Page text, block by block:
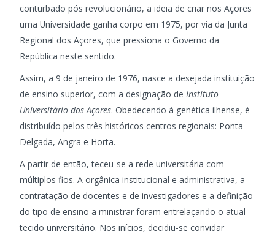
conturbado pós revolucionário, a ideia de criar nos Açores
uma Universidade ganha corpo em 1975, por via da Junta
Regional dos Açores, que pressiona o Governo da
República neste sentido.
Assim, a 9 de janeiro de 1976, nasce a desejada instituição
de ensino superior, com a designação de Instituto
Universitário dos Açores. Obedecendo à genética ilhense, é
distribuído pelos três históricos centros regionais: Ponta
Delgada, Angra e Horta.
A partir de então, teceu-se a rede universitária com
múltiplos fios. A orgânica institucional e administrativa, a
contratação de docentes e de investigadores e a definição
do tipo de ensino a ministrar foram entrelaçando o atual
tecido universitário. Nos inícios, decidiu-se convidar